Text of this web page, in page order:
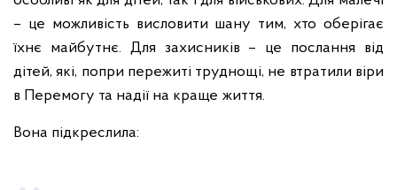
– це можливість висловити шану тим, хто оберігає
їхнє майбутнє. Для захисників – це послання від
дітей, які, попри пережиті труднощі, не втратили віри
в Перемогу та надії на краще життя.
Вона підкреслила: